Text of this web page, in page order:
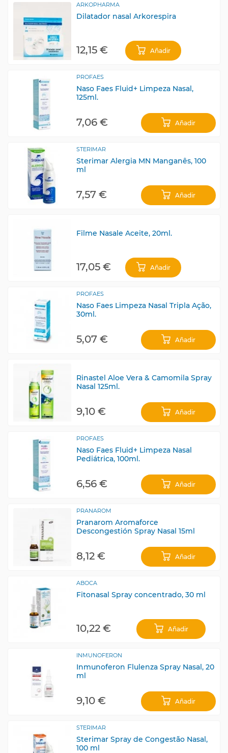
ARKOPHARMA
Dilatador nasal Arkorespira
12,15 € Añadir
PROFAES
Naso Faes Fluid+ Limpeza Nasal,
125ml.
7,06 € Añadir
STERIMAR
Sterimar Alergia MN Manganês, 100
ml
7,57 € Añadir
Filme Nasale Aceite, 20ml.
17,05 € Añadir
PROFAES
Naso Faes Limpeza Nasal Tripla Ação,
30ml.
5,07 € Añadir
Rinastel Aloe Vera & Camomila Spray
Nasal 125ml.
9,10 € Añadir
PROFAES
Naso Faes Fluid+ Limpeza Nasal
Pediátrica, 100ml.
6,56 € Añadir
PRANAROM
Pranarom Aromaforce
Descongestión Spray Nasal 15ml
8,12 € Añadir
ABOCA
Fitonasal Spray concentrado, 30 ml
10,22 € Añadir
INMUNOFERON
Inmunoferon Flulenza Spray Nasal, 20
ml
9,10 € Añadir
STERIMAR
Sterimar Spray de Congestão Nasal,
100 ml